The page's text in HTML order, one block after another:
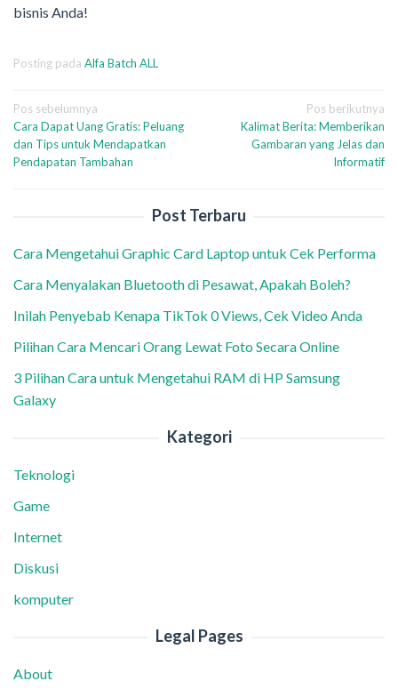
bisnis Anda!
Posting pada Alfa Batch ALL
Navigasi
pos
Pos sebelumnya
Cara Dapat Uang Gratis: Peluang
dan Tips untuk Mendapatkan
Pendapatan Tambahan
Pos berikutnya
Kalimat Berita: Memberikan
Gambaran yang Jelas dan
Informatif
Post Terbaru
Cara Mengetahui Graphic Card Laptop untuk Cek Performa
Cara Menyalakan Bluetooth di Pesawat, Apakah Boleh?
Inilah Penyebab Kenapa TikTok 0 Views, Cek Video Anda
Pilihan Cara Mencari Orang Lewat Foto Secara Online
3 Pilihan Cara untuk Mengetahui RAM di HP Samsung
Galaxy
Kategori
Teknologi
Game
Internet
Diskusi
komputer
Legal Pages
About